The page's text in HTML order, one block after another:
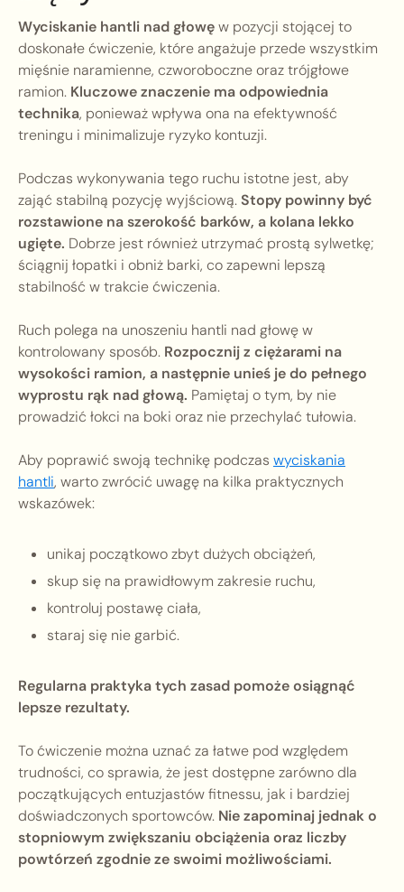
Wyciskanie hantli nad głowęw pozycji stojącej to
doskonałe ćwiczenie, które angażuje przede wszystkim
mięśnie naramienne, czworoboczne oraz trójgłowe
ramion. Kluczowe znaczenie ma odpowiednia
technika, ponieważ wpływa ona na efektywność
treningu i minimalizuje ryzyko kontuzji.
Podczas wykonywania tego ruchu istotne jest, aby
zająć stabilną pozycję wyjściową.Stopy powinny być
rozstawione na szerokość barków, a kolana lekko
ugięte. Dobrze jest również utrzymać prostą sylwetkę;
ściągnij łopatki i obniż barki, co zapewni lepszą
stabilność w trakcie ćwiczenia.
Ruch polega na unoszeniu hantli nad głowę w
kontrolowany sposób. Rozpocznij z ciężarami na
wysokości ramion, a następnie unieś je do pełnego
wyprostu rąk nad głową. Pamiętaj o tym, by nie
prowadzić łokci na boki oraz nie przechylać tułowia.
Aby poprawić swoją technikę podczas wyciskania
hantli, warto zwrócić uwagę na kilka praktycznych
wskazówek:
unikaj początkowo zbyt dużych obciążeń,
skup się na prawidłowym zakresie ruchu,
kontroluj postawę ciała,
staraj się nie garbić.
Regularna praktyka tych zasad pomoże osiągnąć
lepsze rezultaty.
To ćwiczenie można uznać za łatwe pod względem
trudności, co sprawia, że jest dostępne zarówno dla
początkujących entuzjastów fitnessu, jak i bardziej
doświadczonych sportowców. Nie zapominaj jednak o
stopniowym zwiększaniu obciążenia oraz liczby
powtórzeń zgodnie ze swoimi możliwościami.